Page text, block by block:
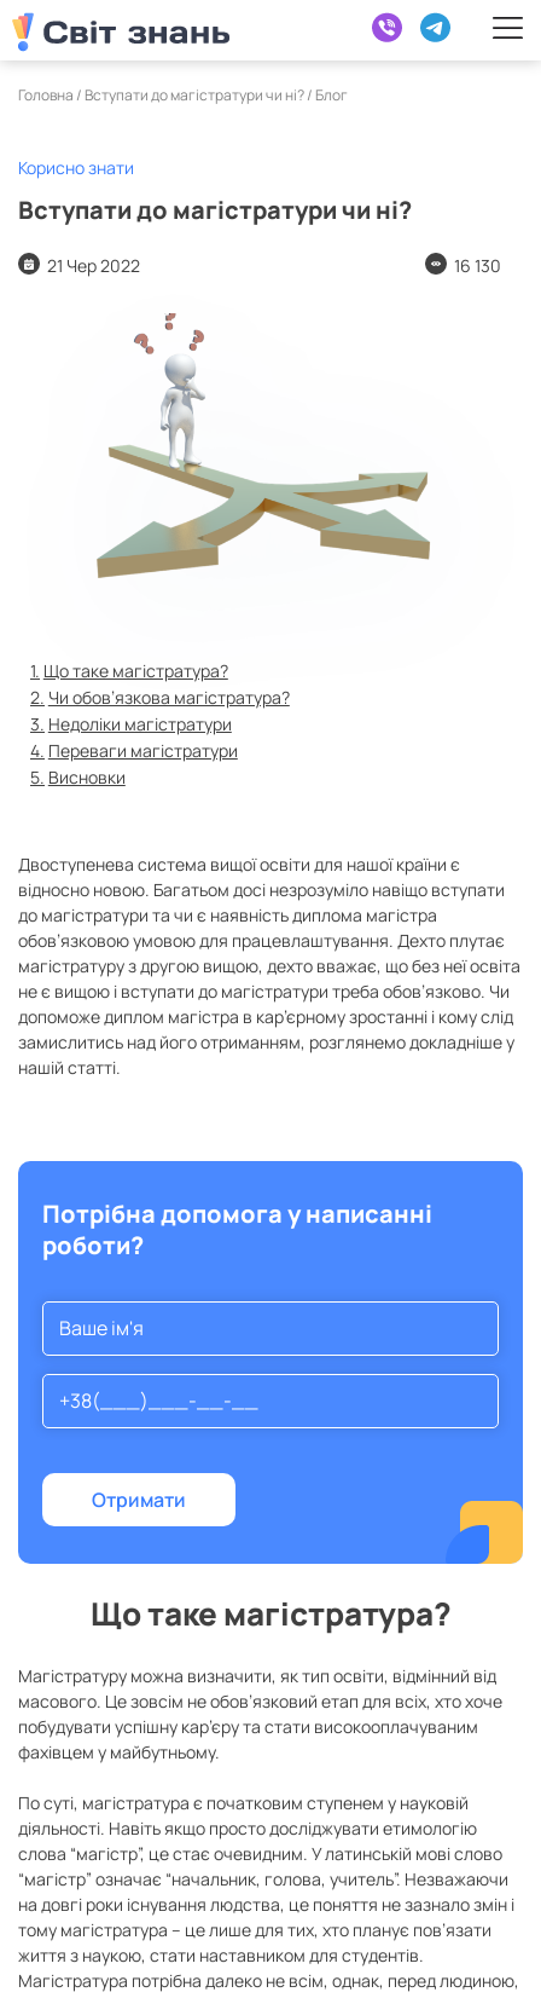
Головна / Вступати до магістратури чи ні?/ Блог
Корисно знати
Вступати до магістратури чи ні?
21 Чер 2022 16 130
Що таке магістратура?
Чи обов’язкова магістратура?
Недоліки магістратури
Переваги магістратури
Висновки
Двоступенева система вищої освіти для нашої країни є
відносно новою. Багатьом досі незрозуміло навіщо вступати
до магістратури та чи є наявність диплома магістра
обов’язковою умовою для працевлаштування. Дехто плутає
магістратуру з другою вищою, дехто вважає, що без неї освіта
не є вищою і вступати до магістратури треба обов’язково. Чи
допоможе диплом магістра в кар’єрному зростанні і кому слід
замислитись над його отриманням, розглянемо докладніше у
нашій статті.
Потрібна допомога у написанні
роботи?
Що таке магістратура?
Магістратуру можна визначити, як тип освіти, відмінний від
масового. Це зовсім не обов’язковий етап для всіх, хто хоче
побудувати успішну кар’єру та стати високооплачуваним
фахівцем у майбутньому.
По суті, магістратура є початковим ступенем у науковій
діяльності. Навіть якщо просто досліджувати етимологію
слова “магістр”, це стає очевидним. У латинській мові слово
“магістр” означає “начальник, голова, учитель”. Незважаючи
на довгі роки існування людства, це поняття не зазнало змін і
тому магістратура – це лише для тих, хто планує пов’язати
життя з наукою, стати наставником для студентів.
Магістратура потрібна далеко не всім, однак, перед людиною,